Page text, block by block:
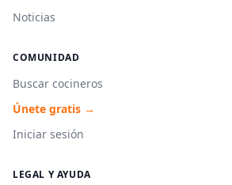
Noticias
COMUNIDAD
Buscar cocineros
Únete gratis →
Iniciar sesión
LEGAL Y AYUDA